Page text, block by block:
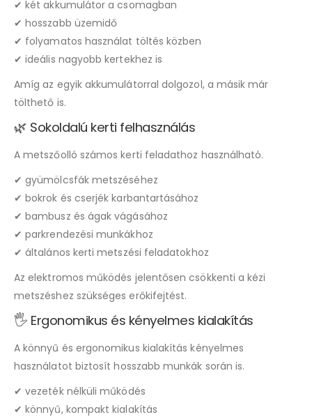
✔ két akkumulátor a csomagban
✔ hosszabb üzemidő
✔ folyamatos használat töltés közben
✔ ideális nagyobb kertekhez is
Amíg az egyik akkumulátorral dolgozol, a másik már
tölthető is.
🌿 Sokoldalú kerti felhasználás
A metszőolló számos kerti feladathoz használható.
✔ gyümölcsfák metszéséhez
✔ bokrok és cserjék karbantartásához
✔ bambusz és ágak vágásához
✔ parkrendezési munkákhoz
✔ általános kerti metszési feladatokhoz
Az elektromos működés jelentősen csökkenti a kézi
metszéshez szükséges erőkifejtést.
🖐 Ergonomikus és kényelmes kialakítás
A könnyű és ergonomikus kialakítás kényelmes
használatot biztosít hosszabb munkák során is.
✔ vezeték nélküli működés
✔ könnyű, kompakt kialakítás